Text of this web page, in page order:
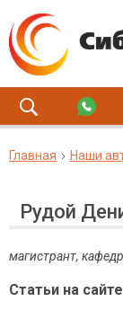
Главная Наши
Рудой
магистрант,
Статьи на